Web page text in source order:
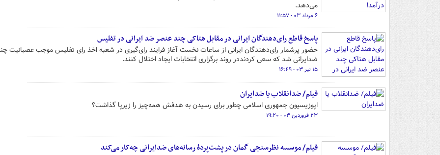
می‌دهد.
۶ مرداد ۰۳ - ۱۱:۵۷
پاسخ قاطع رای‌دهندگان ایرانی در مقابل هتاکی چند عنصر ضد ایرانی در تفلیس
حضور پرشمار رای‌دهندگان ایرانی از ساعات نخست آغاز فرایند رای‌گیری در شعبه اخذ رای تفلیس موجب عصبانیت
ضدایرانی شد که سعی کردنددر روند برگزاری انتخابات ایجاد اختلال کنند.
۱۵ تیر ۰۳ - ۱۶:۴۹
فیلم/ ضدانقلاب یا ضدایران
اپوزیسیون جمهوری اسلامی چطور برای رسیدن به هدفش همه‌چیز را زیرپا گذاشت؟
۲۳ فروردین ۰۳ - ۱۹:۲۰
فیلم/ موسسه نظرسنجی گمان در پشت‌پردۀ رسانه‌های ضدایرانی چه‌کار می‌کند